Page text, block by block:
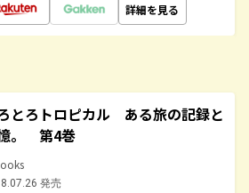
詳細を見る
とろトロピカル ある旅の記録と
。 第4巻
発売